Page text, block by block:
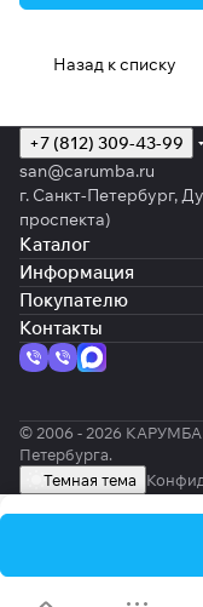
Назад к списку
+7 (812) 309-43-99
san@carumba.ru
г. Санкт-Петербург,
проспекта)
Каталог
Информация
Покупателю
Контакты
© 2006 - 2026 КАРУМБА
Петербурга.
Темная тема